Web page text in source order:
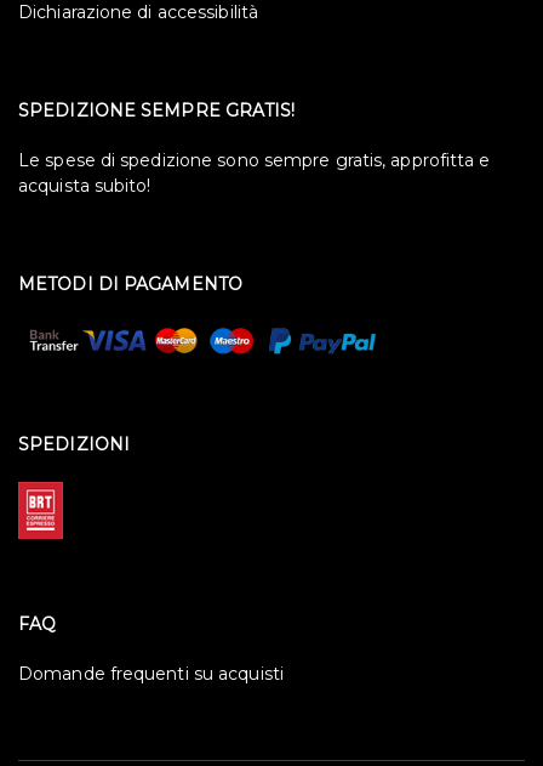
Dichiarazione di accessibilità
SPEDIZIONE SEMPRE GRATIS!
Le spese di spedizione sono sempre gratis, approfitta e
acquista subito!
METODI DI PAGAMENTO
SPEDIZIONI
FAQ
Domande frequenti su acquisti